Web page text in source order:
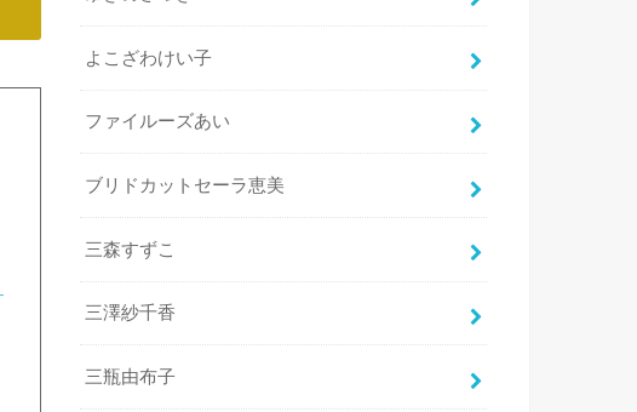
よこざわけい子
ファイルーズあい
ブリドカットセーラ恵美
三森すずこ
三澤紗千香
三瓶由布子